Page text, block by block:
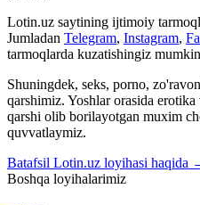
Lotin.uz saytining ijtimoiy
Jumladan Telegram, Instagram,
tarmoqlarda kuzatishingiz
Shuningdek, seks, porno,
qarshimiz. Yoshlar orasida
qarshi olib borilayotgan muxim
quvvatlaymiz.
Batafsil Lotin.uz loyihasi haqida
Boshqa loyihalarimiz